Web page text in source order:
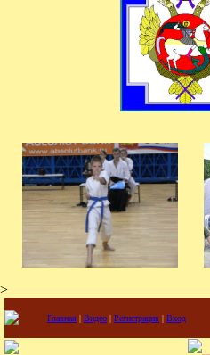
>
Главная | Видео | Регистрация | Вход